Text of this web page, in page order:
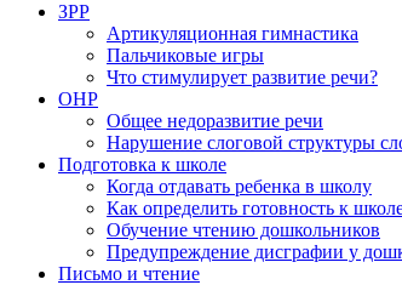
ЗРР
Артикуляционная гимнастика
Пальчиковые игры
Что стимулирует развитие речи?
ОНР
Общее недоразвитие речи
Нарушение слоговой структуры
Подготовка к школе
Когда отдавать ребенка в школу
Как определить готовность к
Обучение чтению дошкольников
Предупреждение дисграфии у
Письмо и чтение